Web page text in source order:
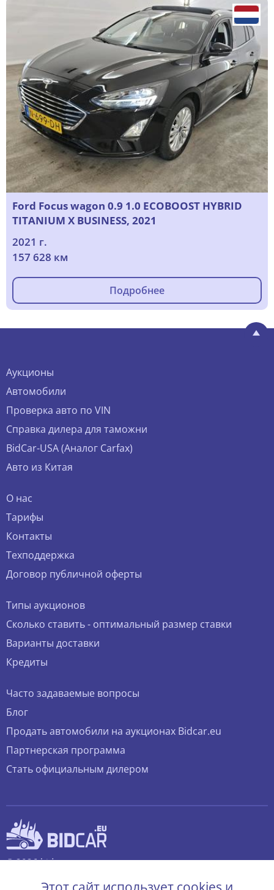
Ford Focus wagon 0.9 1.0 ECOBOOST HYBRID
TITANIUM X BUSINESS, 2021
2021 г.
157 628 км
Подробнее
Аукционы
Автомобили
Проверка авто по VIN
Справка дилера для таможни
BidCar-USA (Аналог Carfax)
Авто из Китая
О нас
Тарифы
Контакты
Техподдержка
Договор публичной оферты
Типы аукционов
Сколько ставить - оптимальный размер ставки
Варианты доставки
Кредиты
Часто задаваемые вопросы
Блог
Продать автомобили на аукционах Bidcar.eu
Партнерская программа
Стать официальным дилером
© 2026 bidcar.eu